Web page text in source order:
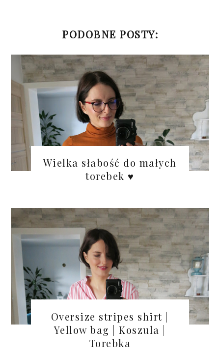
PODOBNE POSTY:
Wielka słabość do małych
torebek ♥
Oversize stripes shirt |
Yellow bag | Koszula |
Torebka